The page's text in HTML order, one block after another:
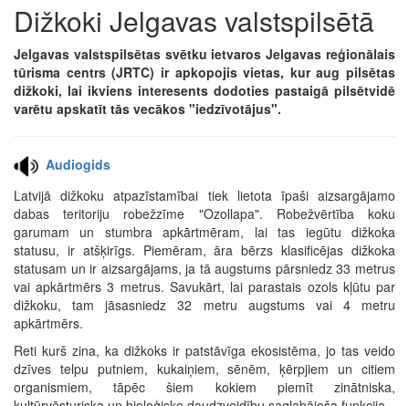
Dižkoki Jelgavas valstspilsētā
Jelgavas valstspilsētas svētku ietvaros Jelgavas reģionālais
tūrisma centrs (JRTC) ir apkopojis vietas, kur aug pilsētas
dižkoki, lai ikviens interesents dodoties pastaigā pilsētvidē
varētu apskatīt tās vecākos "iedzīvotājus".
Audiogids
Latvijā dižkoku atpazīstamībai tiek lietota īpaši aizsargājamo
dabas teritoriju robežzīme "Ozollapa". Robežvērtība koku
garumam un stumbra apkārtmēram, lai tas iegūtu dižkoka
statusu, ir atšķirīgs. Piemēram, āra bērzs klasificējas dižkoka
statusam un ir aizsargājams, ja tā augstums pārsniedz 33 metrus
vai apkārtmērs 3 metrus. Savukārt, lai parastais ozols kļūtu par
dižkoku, tam jāsasniedz 32 metru augstums vai 4 metru
apkārtmērs.
Reti kurš zina, ka dižkoks ir patstāvīga ekosistēma, jo tas veido
dzīves telpu putniem, kukaiņiem, sēnēm, ķērpjiem un citiem
organismiem, tāpēc šiem kokiem piemīt zinātniska,